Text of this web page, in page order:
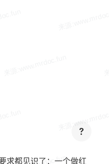
求都见识了：一个做红